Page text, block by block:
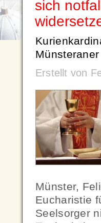
sich
Erstellt von
Münster,
Eucharistie
Seelsorger